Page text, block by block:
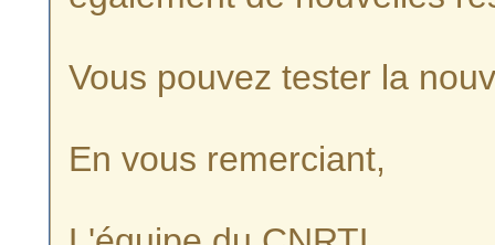
Vous pouvez tester la
En vous remerciant,